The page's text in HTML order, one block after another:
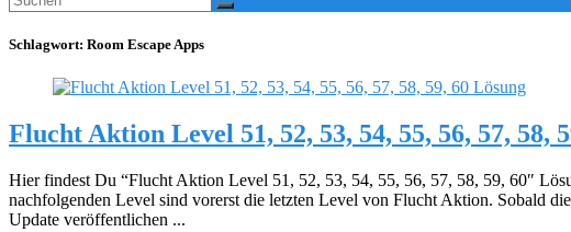
Schlagwort: Room Escape Apps
Flucht Aktion Level 51, 52, 53, 54, 55, 56, 57, 58,
Hier findest Du “Flucht Aktion Level 51, 52, 53, 54, 55, 56, 57, 58, 59, 60″
nachfolgenden Level sind vorerst die letzten Level von Flucht Aktion. Sobald
Update veröffentlichen ...